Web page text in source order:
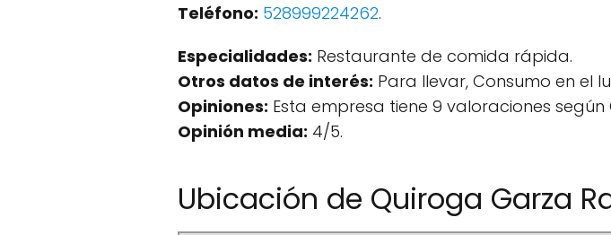
Teléfono: 528999224262.
Especialidades: Restaurante de comida rápida.
Otros datos de interés: Para llevar, Consumo en el
Opiniones: Esta empresa tiene 9 valoraciones según
Opinión media: 4/5.
Ubicación de Quiroga Garza